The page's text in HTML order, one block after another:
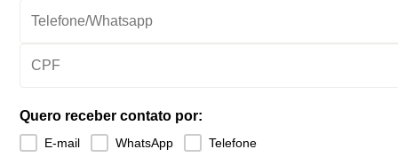
Quero receber contato por:
E-mail WhatsApp Telefone